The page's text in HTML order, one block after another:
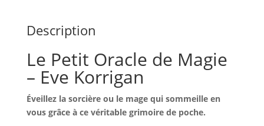
Description
Le Petit Oracle de Magie
– Eve Korrigan
Éveillez la sorcière ou le mage qui sommeille en
vous grâce à ce véritable grimoire de poche.